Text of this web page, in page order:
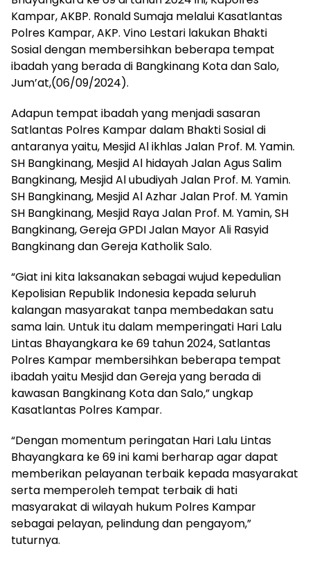
Kampar, AKBP. Ronald Sumaja melalui Kasatlantas
Polres Kampar, AKP. Vino Lestari lakukan Bhakti
Sosial dengan membersihkan beberapa tempat
ibadah yang berada di Bangkinang Kota dan Salo,
Jum’at,(06/09/2024).
Adapun tempat ibadah yang menjadi sasaran
Satlantas Polres Kampar dalam Bhakti Sosial di
antaranya yaitu, Mesjid Al ikhlas Jalan Prof. M. Yamin.
SH Bangkinang, Mesjid Al hidayah Jalan Agus Salim
Bangkinang, Mesjid Al ubudiyah Jalan Prof. M. Yamin.
SH Bangkinang, Mesjid Al Azhar Jalan Prof. M. Yamin
SH Bangkinang, Mesjid Raya Jalan Prof. M. Yamin, SH
Bangkinang, Gereja GPDI Jalan Mayor Ali Rasyid
Bangkinang dan Gereja Katholik Salo.
“Giat ini kita laksanakan sebagai wujud kepedulian
Kepolisian Republik Indonesia kepada seluruh
kalangan masyarakat tanpa membedakan satu
sama lain. Untuk itu dalam memperingati Hari Lalu
Lintas Bhayangkara ke 69 tahun 2024, Satlantas
Polres Kampar membersihkan beberapa tempat
ibadah yaitu Mesjid dan Gereja yang berada di
kawasan Bangkinang Kota dan Salo,” ungkap
Kasatlantas Polres Kampar.
“Dengan momentum peringatan Hari Lalu Lintas
Bhayangkara ke 69 ini kami berharap agar dapat
memberikan pelayanan terbaik kepada masyarakat
serta memperoleh tempat terbaik di hati
masyarakat di wilayah hukum Polres Kampar
sebagai pelayan, pelindung dan pengayom,”
tuturnya.